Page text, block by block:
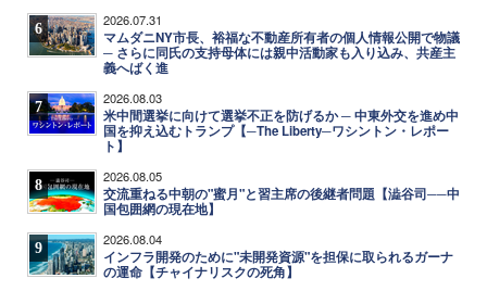
6 2026.07.31
マムダニNY市長、裕福な不動産所有者の個人情報公開で物議
─ さらに同氏の支持母体には親中活動家も入り込み、共産主
義へばく進
7 2026.08.03
米中間選挙に向けて選挙不正を防げるか ─ 中東外交を進め中
国を抑え込むトランプ【─The Liberty─ワシントン・レポー
ト】
8 2026.08.05
交流重ねる中朝の"蜜月"と習主席の後継者問題【澁谷司──中
国包囲網の現在地】
9 2026.08.04
インフラ開発のために"未開発資源"を担保に取られるガーナ
の運命【チャイナリスクの死角】